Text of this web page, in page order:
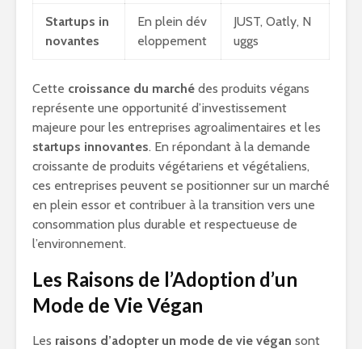
Startups in
novantes
En plein dév
eloppement
JUST, Oatly, N
uggs
Cette croissance du marché des produits végans
représente une opportunité d’investissement
majeure pour les entreprises agroalimentaires et les
startups innovantes. En répondant à la demande
croissante de produits végétariens et végétaliens,
ces entreprises peuvent se positionner sur un marché
en plein essor et contribuer à la transition vers une
consommation plus durable et respectueuse de
l’environnement.
Les Raisons de l’Adoption d’un
Mode de Vie Végan
Les raisons d’adopter un mode de vie végan sont